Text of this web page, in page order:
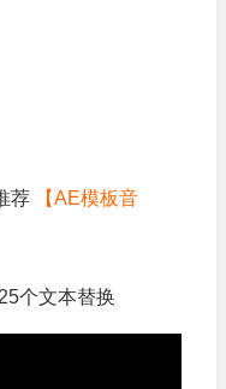
荐 【AE模板音
个文本替换